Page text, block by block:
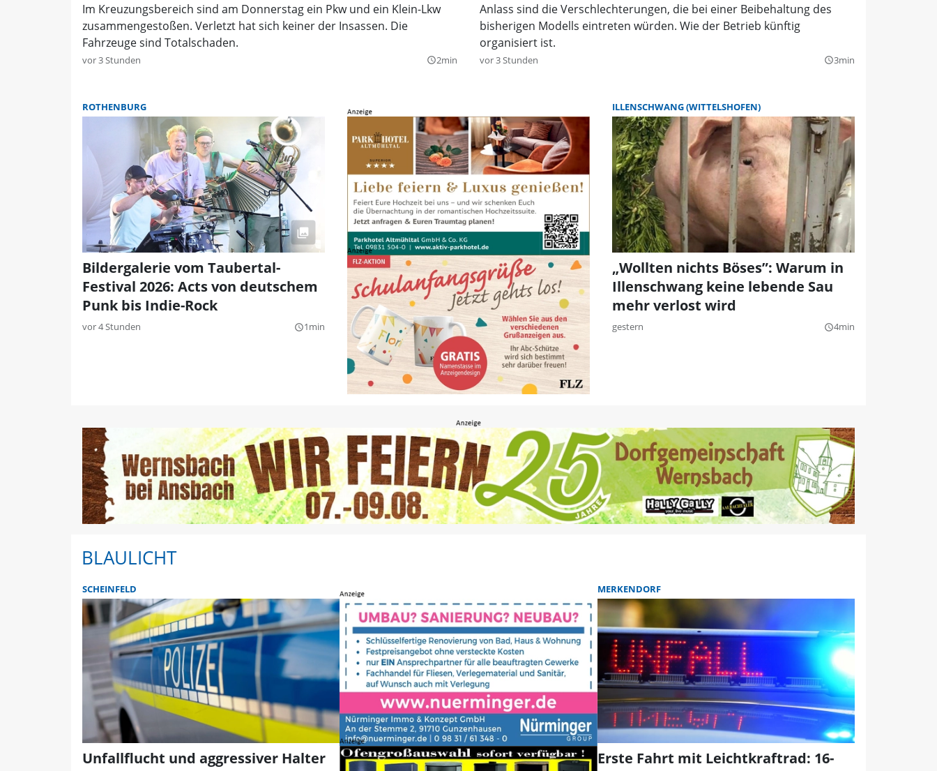
Im Kreuzungsbereich sind am Donnerstag ein Pkw und ein Klein-Lkw
zusammengestoßen. Verletzt hat sich keiner der Insassen. Die
Fahrzeuge sind Totalschaden.
vor 3 Stunden query_builder2min
Anlass sind die Verschlechterungen, die bei einer Beibehaltung des
bisherigen Modells eintreten würden. Wie der Betrieb künftig
organisiert ist.
vor 3 Stunden query_builder3min
ROTHENBURG
Bildergalerie vom Taubertal-
Festival 2026: Acts von deutschem
Punk bis Indie-Rock
vor 4 Stunden query_builder1min
ILLENSCHWANG (WITTELSHOFEN)
„Wollten nichts Böses”: Warum in
Illenschwang keine lebende Sau
mehr verlost wird
gestern query_builder4min
BLAULICHT
SCHEINFELD
Unfallflucht und aggressiver Halter
MERKENDORF
Erste Fahrt mit Leichtkraftrad: 16-